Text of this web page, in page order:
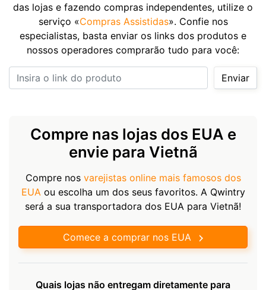
das lojas e fazendo compras independentes, utilize o
serviço «Compras Assistidas». Confie nos
especialistas, basta enviar os links dos produtos e
nossos operadores comprarão tudo para você:
Insira o link do produto
Enviar
Compre nas lojas dos EUA e
envie para Vietnã
Compre nos varejistas online mais famosos dos
EUAou escolha um dos seus favoritos. A Qwintry
será a sua transportadora dos EUA para Vietnã!
Comece a comprar nos EUA
Quais lojas não entregam diretamente para